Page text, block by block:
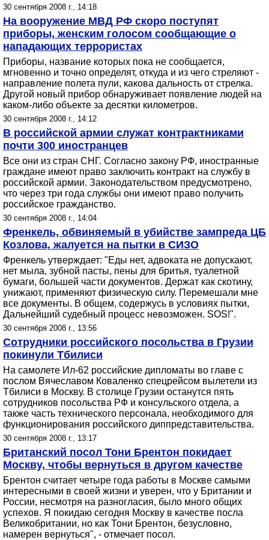
30 сентября 2008 г., 14:18
На вооружение МВД РФ скоро поступят
приборы, женским голосом сообщающие о
нападающих террористах
Приборы, название которых пока не сообщается,
мгновенно и точно определят, откуда и из чего стреляют -
направление полета пули, какова дальность от стрелка.
Другой новый прибор обнаруживает появление людей на
каком-либо объекте за десятки километров.
30 сентября 2008 г., 14:12
В российской армии служат контрактниками
почти 300 иностранцев
Все они из стран СНГ. Согласно закону РФ, иностранные
граждане имеют право заключить контракт на службу в
российской армии. Законодательством предусмотрено,
что через три года службы они имеют право получить
российское гражданство.
30 сентября 2008 г., 14:04
Френкель, обвиняемый в убийстве зампреда ЦБ
Козлова, жалуется на пытки в СИЗО
Френкель утверждает: "Еды нет, адвоката не допускают,
нет мыла, зубной пасты, пены для бритья, туалетной
бумаги, большей части документов. Держат как скотину,
унижают, применяют физическую силу. Перемешали мне
все документы. В общем, содержусь в условиях пытки,
Дальнейший судебный процесс невозможен. SOS!".
30 сентября 2008 г., 13:56
Сотрудники российского посольства в Грузии
покинули Тбилиси
На самолете Ил-62 российские дипломаты во главе с
послом Вячеславом Коваленко спецрейсом вылетели из
Тбилиси в Москву. В столице Грузии останутся пять
сотрудников посольства РФ и консульского отдела, а
также часть технического персонала, необходимого для
функционирования российского диппредставительства.
30 сентября 2008 г., 13:17
Британский посол Тони Брентон покидает
Москву, чтобы вернуться в другом качестве
Брентон считает четыре года работы в Москве самыми
интересными в своей жизни и уверен, что у Британии и
России, несмотря на разногласия, было много общих
успехов. Я покидаю сегодня Москву в качестве посла
Великобритании, но как Тони Брентон, безусловно,
намерен вернуться", - отмечает посол.